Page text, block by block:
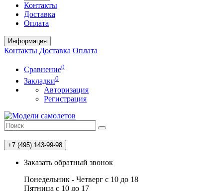
Контакты
Доставка
Оплата
Информация
Контакты Доставка Оплата
Сравнение0
Закладки0
Авторизация
Регистрация
+7 (495) 143-99-98
Заказать обратный звонок
Понедельник - Четверг с 10 до 18
Пятница с 10 до 17